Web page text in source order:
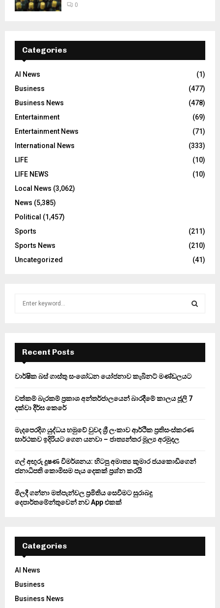
0
Categories
AI News
(1)
Business
(477)
Business News
(478)
Entertainment
(69)
Entertainment News
(71)
International News
(333)
LIFE
(10)
LIFE NEWS
(10)
Local News (3,062)
News (5,385)
Political (1,457)
Sports
(211)
Sports News
(210)
Uncategorized
(41)
f
r
E
A
Recent Posts
වාර්ෂික බස් ගාස්තු සංශෝධන යෝජනාව කැබිනට් මණ්ඩලයට
වත්කම් බැරකම් ප්‍රකාශ අන්තර්ජාලයෙන් බාරදීමේ කාලය ජූලි 7
දක්වා දීර්ඝ කෙරේ
මැදපෙරදිග යුද්ධය හමුවේ වුවද ශ්‍රී ලංකාව ආර්ථික ප්‍රතිසංස්කරණ
සාර්ථකව ඉදිරියට ගෙන යනවා – ජාත්‍යන්තර මූල්‍ය අරමුදල
ගල් අඟුරු දූෂණ විමර්ශනය: හිටපු අමාත්‍ය කුමාර ජයකොඩිගෙන්
ජනාධිපති කොමිසම පැය දෙකක් ප්‍රශ්න කරයි
මිලදී ගන්නා මත්පැන්වල ප්‍රමිතිය සෙවීමට සුරාබදු
දෙපාර්තමේන්තුවෙන් නව App එකක්
Categories
AI News
Business
Business News